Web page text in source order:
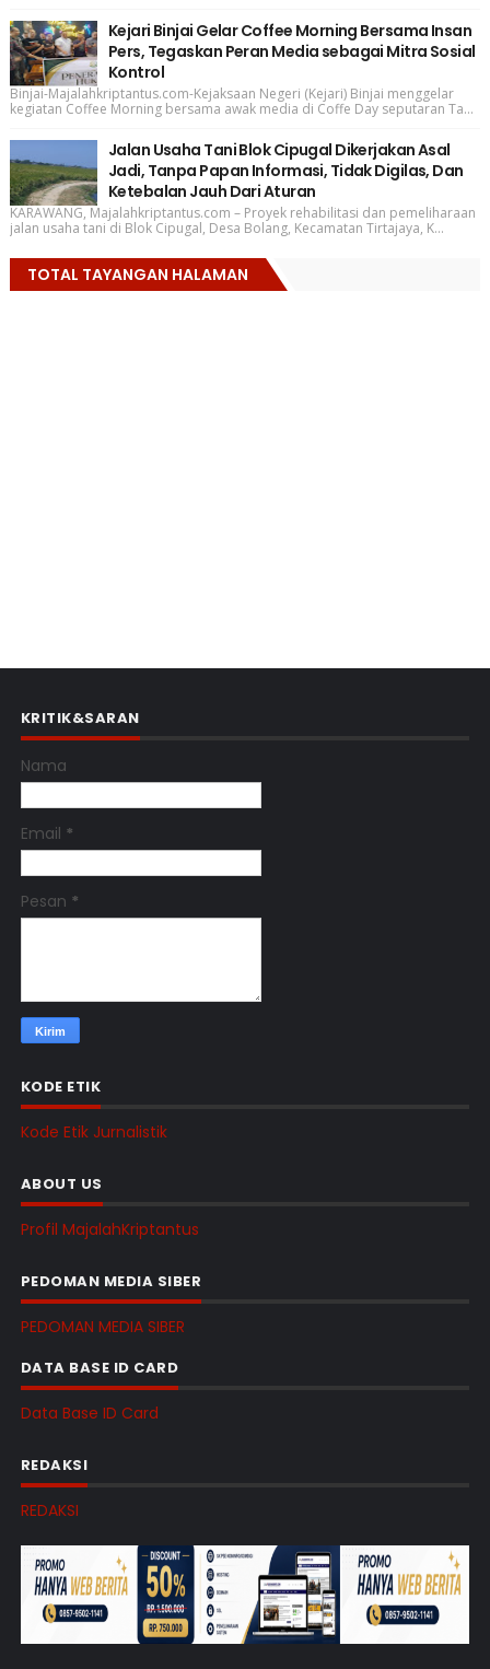
Kejari Binjai Gelar Coffee Morning Bersama Insan
Pers, Tegaskan Peran Media sebagai Mitra Sosial
Kontrol
Binjai-Majalahkriptantus.com-Kejaksaan Negeri (Kejari) Binjai menggelar
kegiatan Coffee Morning bersama awak media di Coffe Day seputaran Ta...
Jalan Usaha Tani Blok Cipugal Dikerjakan Asal
Jadi, Tanpa Papan Informasi, Tidak Digilas, Dan
Ketebalan Jauh Dari Aturan
KARAWANG, Majalahkriptantus.com – Proyek rehabilitasi dan pemeliharaan
jalan usaha tani di Blok Cipugal, Desa Bolang, Kecamatan Tirtajaya, K...
TOTAL TAYANGAN HALAMAN
KRITIK&SARAN
Nama
Email *
Pesan *
KODE ETIK
Kode Etik Jurnalistik
ABOUT US
Profil MajalahKriptantus
PEDOMAN MEDIA SIBER
PEDOMAN MEDIA SIBER
DATA BASE ID CARD
Data Base ID Card
REDAKSI
REDAKSI